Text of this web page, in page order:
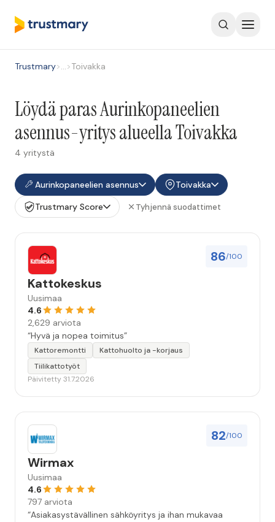
Trustmary>…>Toivakka
Löydä paras Aurinkopaneelien
asennus-yritys alueella Toivakka
4 yritystä
Aurinkopaneelien asennus
Toivakka
Trustmary Score
Tyhjennä suodattimet
86/100
Kattokeskus
Uusimaa
4.6
2,629 arviota
“Hyvä ja nopea toimitus”
Kattoremontti
Kattohuolto ja -korjaus
Tiilikattotyöt
Päivitetty 31.7.2026
82/100
Wirmax
Uusimaa
4.6
797 arviota
“Asiakasystävällinen sähköyritys ja ihan mukavaa